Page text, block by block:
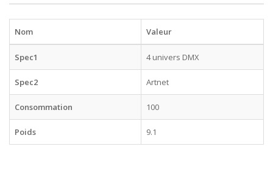
Nom Valeur
Spec1 4 univers DMX
Spec2 Artnet
Consommation 100
Poids 9.1